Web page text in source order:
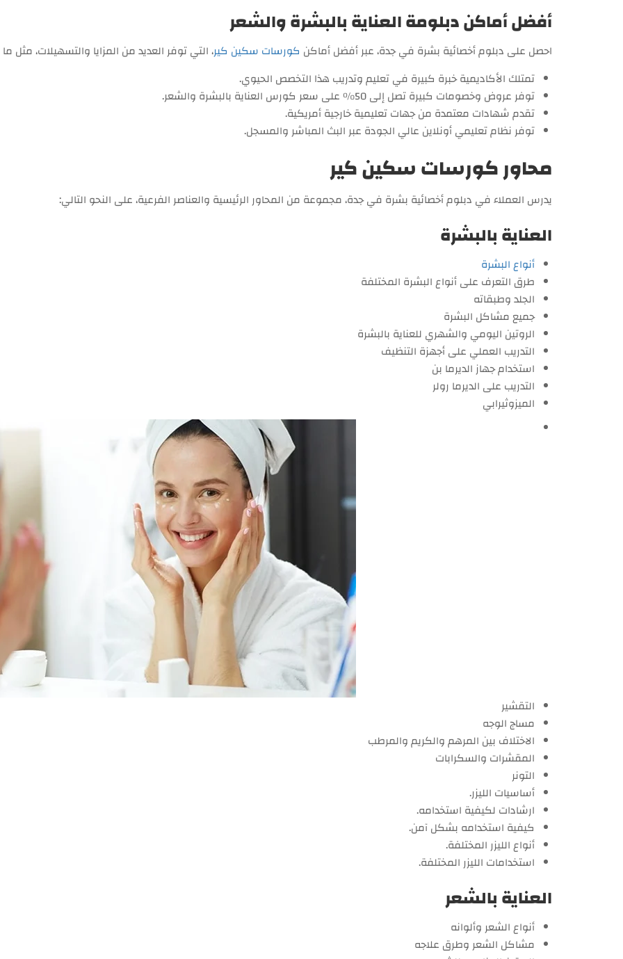
أفضل أماكن دبلومة العناية بالبشرة والشعر
احصل على دبلوم أخصائية بشرة في جدة، عبر أفضل أماكن كورسات سكين كير، التي توفر العديد من المزايا والتسهيلات، مثل
تمتلك الأكاديمية خبرة كبيرة في تعليم وتدريب هذا التخصص الحيوي.
توفر عروض وخصومات كبيرة تصل إلى 50% على سعر كورس العناية بالبشرة والشعر.
تقدم شهادات معتمدة من جهات تعليمية خارجية أمريكية.
توفر نظام تعليمي أونلاين عالي الجودة عبر البث المباشر والمسجل.
محاور كورسات سكين كير
يدرس العملاء في دبلوم أخصائية بشرة في جدة، مجموعة من المحاور الرئيسية والعناصر الفرعية، على النحو التالي:
العناية بالبشرة
أنواع البشرة
طرق التعرف على أنواع البشرة المختلفة
الجلد وطبقاته
جميع مشاكل البشرة
الروتين اليومي والشهري للعناية بالبشرة
التدريب العملي على أجهزة التنظيف
استخدام جهاز الديرما بن
التدريب على الديرما رولر
الميزوثيرابي
التقشير
مساج الوجه
الاختلاف بين المرهم والكريم والمرطب
المقشرات والسكرابات
التونر
أساسيات الليزر.
ارشادات لكيفية استخدامه.
كيفية استخدامه بشكل آمن.
أنواع الليزر المختلفة.
استخدامات الليزر المختلفة.
العناية بالشعر
أنواع الشعر وألوانه
مشاكل الشعر وطرق علاجه